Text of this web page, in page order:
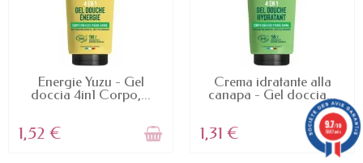
NON DISPONIBILE
Energie Yuzu - Gel
doccia 4in1 Corpo,...
1,52 €
NON DISPONIBILE
Crema idratante alla
canapa - Gel doccia...
1,31 € 9.7/10
5887 avis